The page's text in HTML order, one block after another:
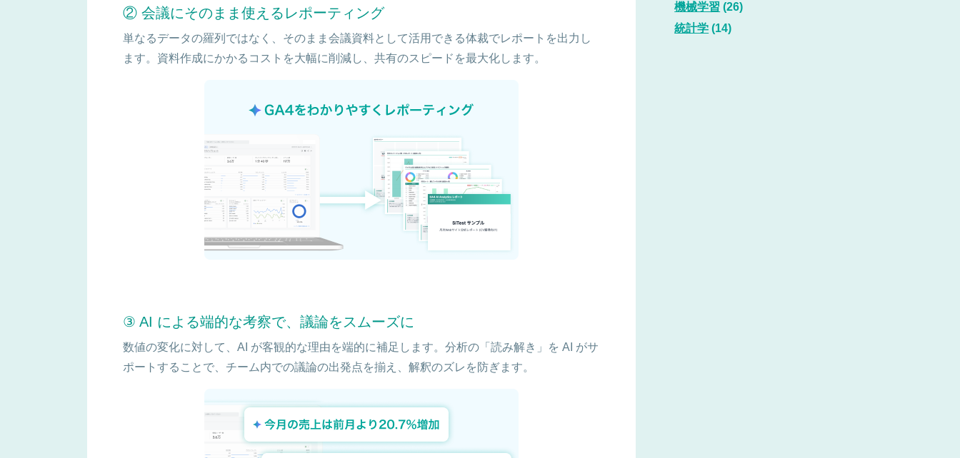
② 会議にそのまま使えるレポーティング
単なるデータの羅列ではなく、そのまま会議資料として活用できる体裁でレポートを出力し
ます。資料作成にかかるコストを大幅に削減し、共有のスピードを最大化します。
③ AI による端的な考察で、議論をスムーズに
数値の変化に対して、AI が客観的な理由を端的に補足します。分析の「読み解き」を AI がサ
ポートすることで、チーム内での議論の出発点を揃え、解釈のズレを防ぎます。
機械学習 (26)
統計学 (14)